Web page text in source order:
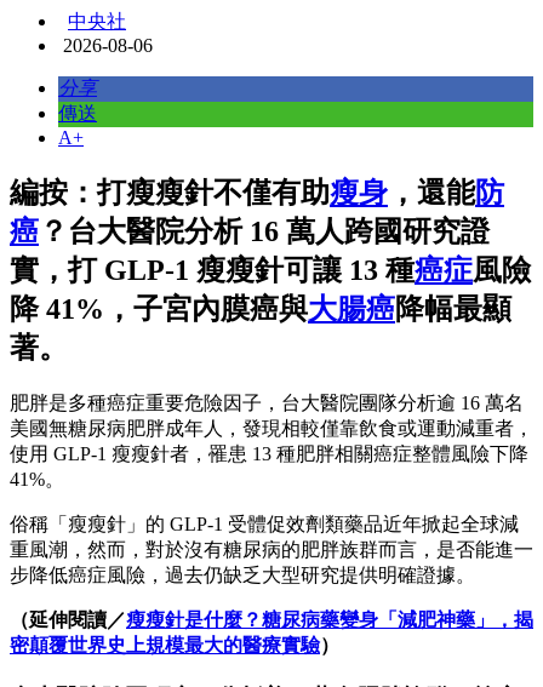
中央社
2026-08-06
分享
傳送
A+
編按：打瘦瘦針不僅有助瘦身 ，還能防
癌 ？台大醫院分析 16 萬人跨國研究證
實，打 GLP-1 瘦瘦針可讓 13 種癌症風險
降 41%，子宮內膜癌與大腸癌降幅最顯
著。
肥胖是多種癌症重要危險因子，台大醫院團隊分析逾 16 萬名
美國無糖尿病肥胖成年人，發現相較僅靠飲食或運動減重者，
使用 GLP-1 瘦瘦針者，罹患 13 種肥胖相關癌症整體風險下降
41%。
俗稱「瘦瘦針」的 GLP-1 受體促效劑類藥品近年掀起全球減
重風潮，然而，對於沒有糖尿病的肥胖族群而言，是否能進一
步降低癌症風險，過去仍缺乏大型研究提供明確證據。
（延伸閱讀／瘦瘦針是什麼？糖尿病藥變身「減肥神藥」，揭
密顛覆世界史上規模最大的醫療實驗）